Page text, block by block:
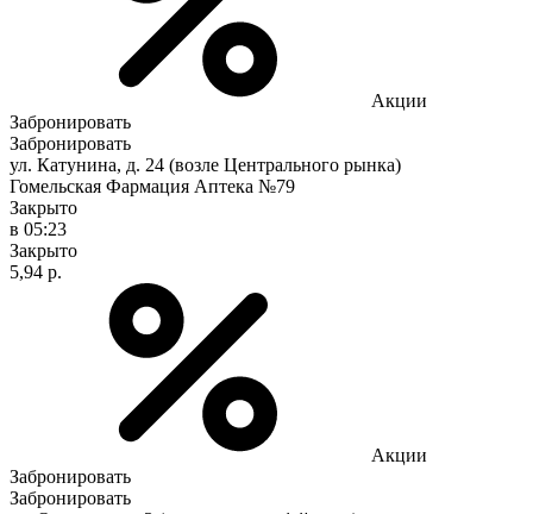
Акции
Забронировать
Забронировать
ул. Катунина, д. 24 (возле Центрального рынка)
Гомельская Фармация Аптека №79
Закрыто
в 05:23
Закрыто
5,94 р.
Акции
Забронировать
Забронировать